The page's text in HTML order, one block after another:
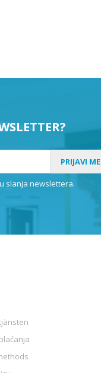
PRIJAVI ME
slanja newslettera.